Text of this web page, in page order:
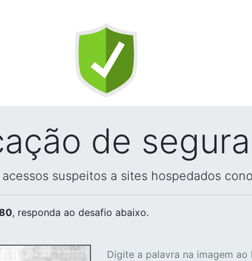
de
suspeitos a sites hospedados
, responda ao desafio abaixo.
Digite a palavra na imagem